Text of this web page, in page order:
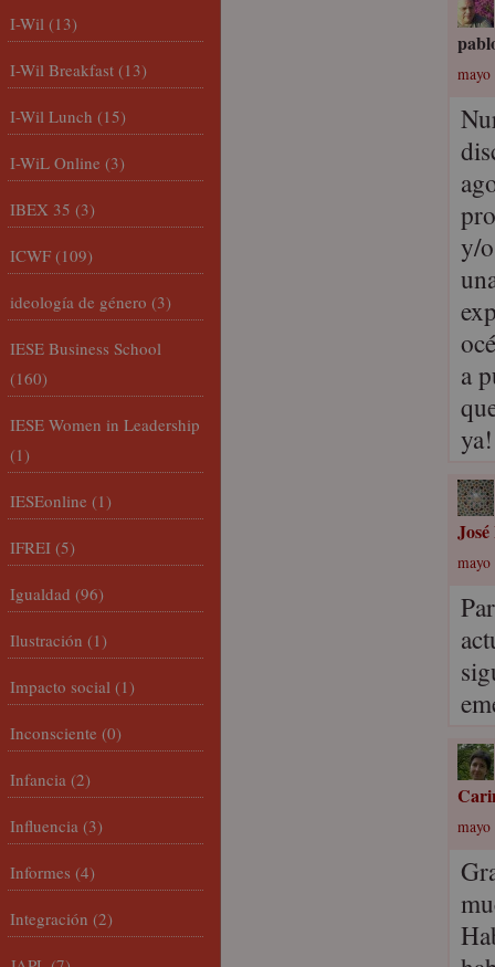
mayo
y/
a
ya!
mayo
mayo
I-Wil (13)
I-Wil Breakfast (13)
I-Wil Lunch (15)
I-WiL Online (3)
IBEX 35 (3)
ICWF (109)
ideología de género (3)
IESE Business School
(160)
IESE Women in Leadership
(1)
IESEonline (1)
IFREI (5)
Igualdad (96)
Ilustración (1)
Impacto social (1)
Inconsciente (0)
Infancia (2)
Influencia (3)
Informes (4)
Integración (2)